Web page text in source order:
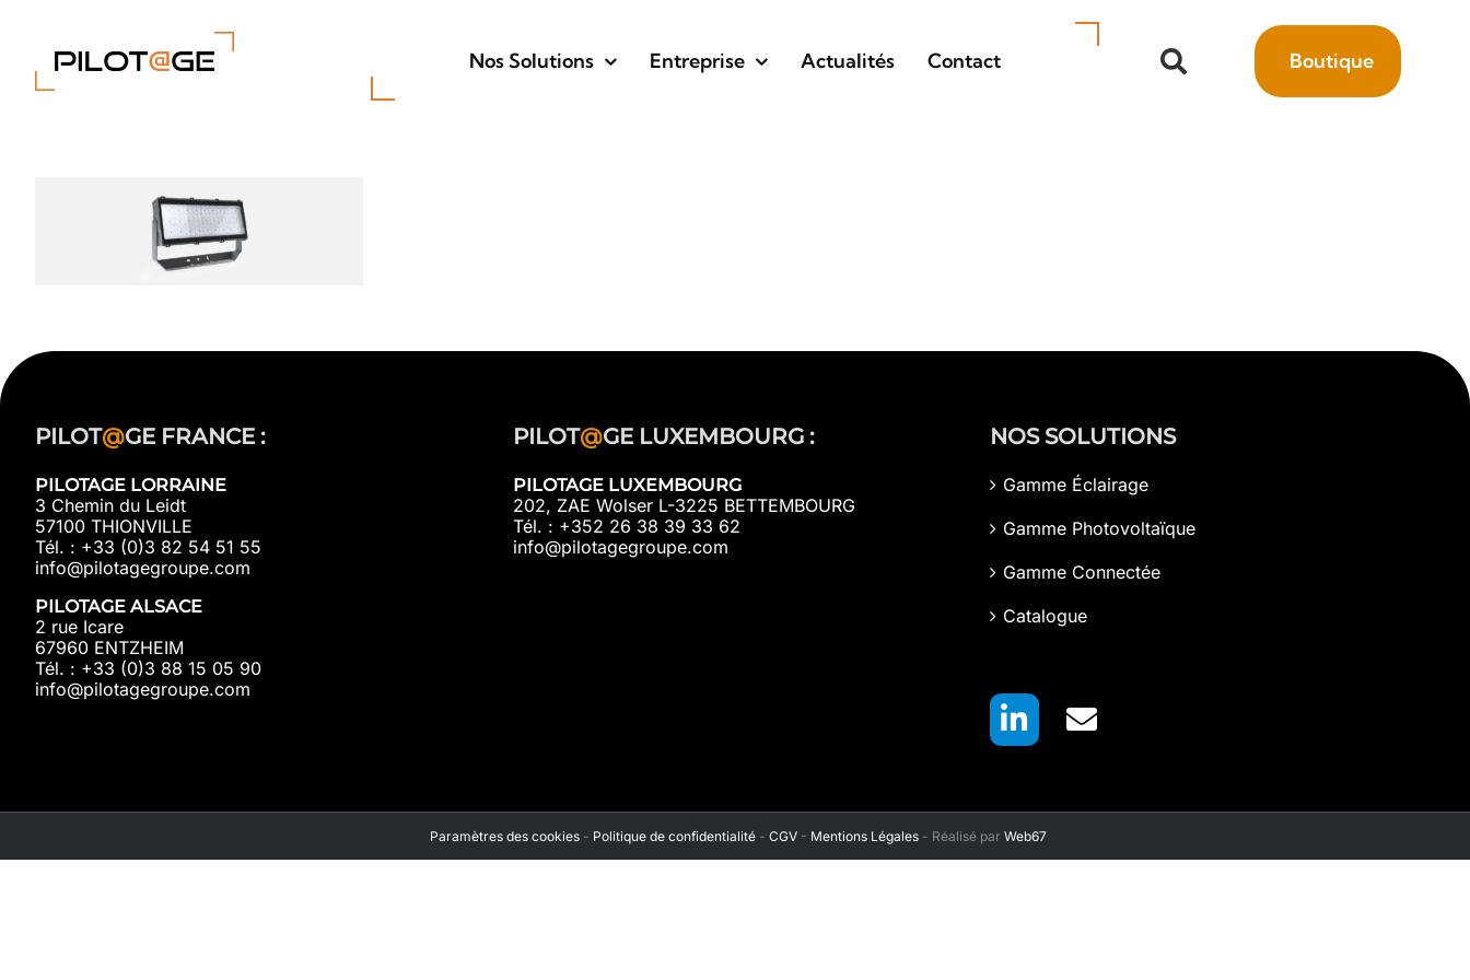
contenu
Nos Solutions Entreprise Actualités Contact Boutique
PILOT@GE FRANCE :
PILOTAGE LORRAINE
3 Chemin du Leidt
57100 THIONVILLE
Tél. : +33 (0)3 82 54 51 55
info@pilotagegroupe.com
PILOTAGE ALSACE
2 rue Icare
67960 ENTZHEIM
Tél. : +33 (0)3 88 15 05 90
info@pilotagegroupe.com
PILOT@GE LUXEMBOURG :
PILOTAGE LUXEMBOURG
202, ZAE Wolser L-3225 BETTEMBOURG
Tél. : +352 26 38 39 33 62
info@pilotagegroupe.com
NOS SOLUTIONS
Gamme Éclairage
Gamme Photovoltaïque
Gamme Connectée
Catalogue
Paramètres des cookies - Politique de confidentialité - CGV - Mentions Légales - Réalisé par Web67